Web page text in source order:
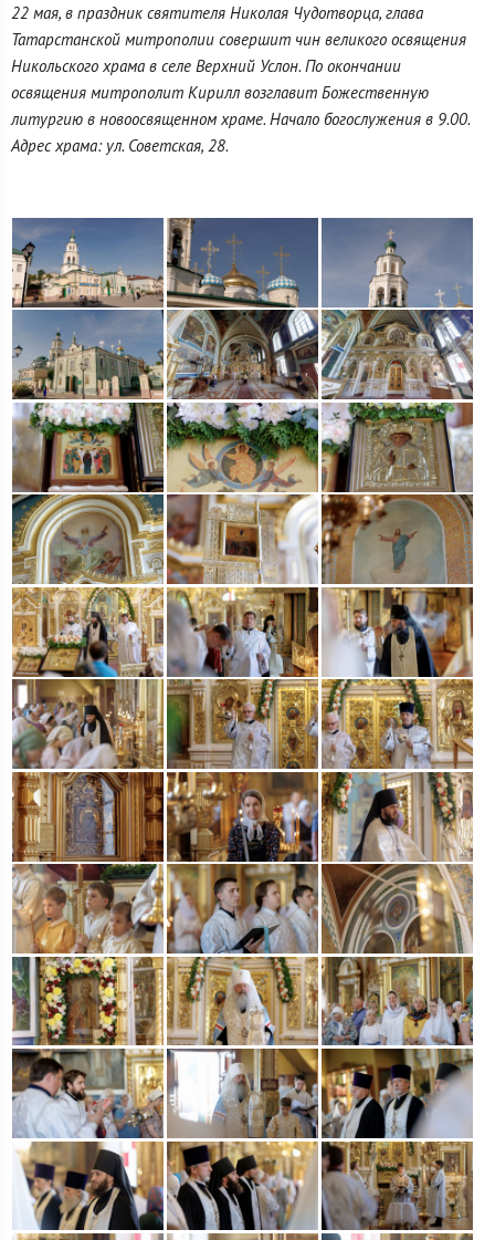
22 мая, в праздник святителя Николая Чудотворца, глава
Татарстанской митрополии совершит чин великого освящения
Никольского храма в селе Верхний Услон. По окончании
освящения митрополит Кирилл возглавит Божественную
литургию в новоосвященном храме. Начало богослужения в 9.00.
Адрес храма: ул. Советская, 28.